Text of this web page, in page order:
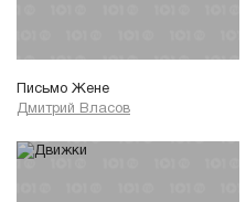
Письмо Жене
Дмитрий Власов